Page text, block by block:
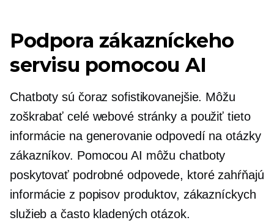
Podpora zákazníckeho
servisu pomocou AI
Chatboty sú čoraz sofistikovanejšie. Môžu
zoškrabať celé webové stránky a použiť tieto
informácie na generovanie odpovedí na otázky
zákazníkov. Pomocou AI môžu chatboty
poskytovať podrobné odpovede, ktoré zahŕňajú
informácie z popisov produktov, zákazníckych
služieb a často kladených otázok.